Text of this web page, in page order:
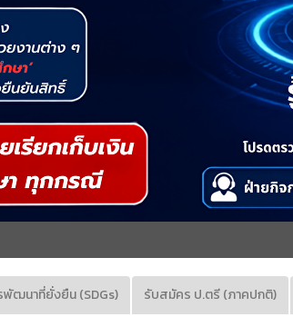
พัฒนาที่ยั่งยืน (SDGs) รับสมัคร ป.ตรี (ภาคปกติ)